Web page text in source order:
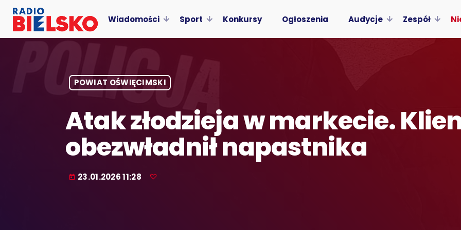
Wiadomości Sport Konkursy Ogłoszenia Audycje Zespół
POWIAT OŚWIĘCIMSKI
Atak złodzieja w markecie.
obezwładnił napastnika
today 23.01.2026 11:28